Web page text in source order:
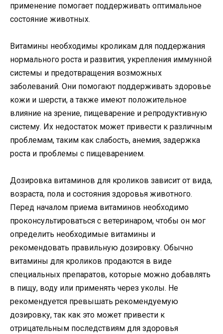
применение помогает поддерживать оптимальное
состояние животных.
Витамины необходимы кроликам для поддержания
нормального роста и развития, укрепления иммунной
системы и предотвращения возможных
заболеваний. Они помогают поддерживать здоровье
кожи и шерсти, а также имеют положительное
влияние на зрение, пищеварение и репродуктивную
систему. Их недостаток может привести к различным
проблемам, таким как слабость, анемия, задержка
роста и проблемы с пищеварением.
Дозировка витаминов для кроликов зависит от вида,
возраста, пола и состояния здоровья животного.
Перед началом приема витаминов необходимо
проконсультироваться с ветеринаром, чтобы он мог
определить необходимые витамины и
рекомендовать правильную дозировку. Обычно
витамины для кроликов продаются в виде
специальных препаратов, которые можно добавлять
в пищу, воду или применять через уколы. Не
рекомендуется превышать рекомендуемую
дозировку, так как это может привести к
отрицательным последствиям для здоровья